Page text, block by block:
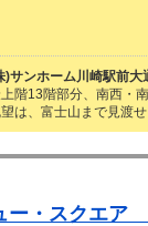
)サンホーム川崎駅前大
階13階部分、南西・
は、富士山まで見渡
ー・スクエ